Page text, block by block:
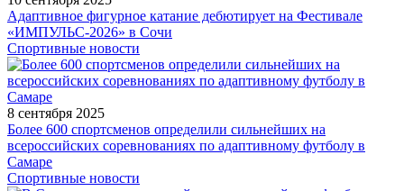
Адаптивное фигурное катание дебютирует на Фестивале
«ИМПУЛЬС-2026» в Сочи
Спортивные новости
8 сентября 2025
Более 600 спортсменов определили сильнейших на
всероссийских соревнованиях по адаптивному футболу в
Самаре
Спортивные новости